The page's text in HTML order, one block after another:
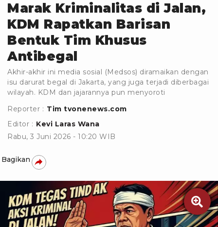
Marak Kriminalitas di Jalan,
KDM Rapatkan Barisan
Bentuk Tim Khusus
Antibegal
Akhir-akhir ini media sosial (Medsos) diramaikan dengan
isu darurat begal di Jakarta, yang juga terjadi diberbagai
wilayah. KDM dan jajarannya pun menyoroti
Reporter : Tim tvonenews.com
Editor : Kevi Laras Wana
Rabu, 3 Juni 2026 - 10:20 WIB
Bagikan
